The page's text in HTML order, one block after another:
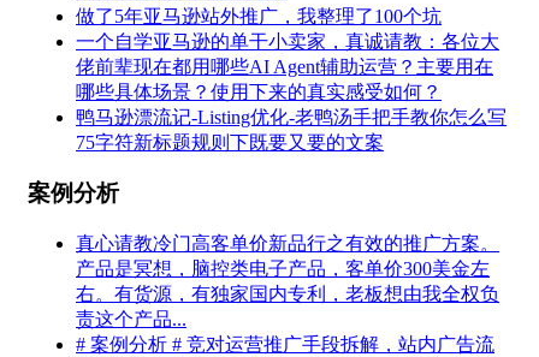
做了5年亚马逊站外推广，我整理了100个坑
一个自学亚马逊的单干小卖家，真诚请教：各位大
佬前辈现在都用哪些AI Agent辅助运营？主要用在
哪些具体场景？使用下来的真实感受如何？
鸭马逊漂流记-Listing优化-老鸭汤手把手教你怎么写
75字符新标题规则下既要又要的文案
案例分析
真心请教冷门高客单价新品行之有效的推广方案。
产品是冥想，脑控类电子产品，客单价300美金左
右。有货源，有独家国内专利，老板想由我全权负
责这个产品...
# 案例分析 # 竞对运营推广手段拆解，站内广告流